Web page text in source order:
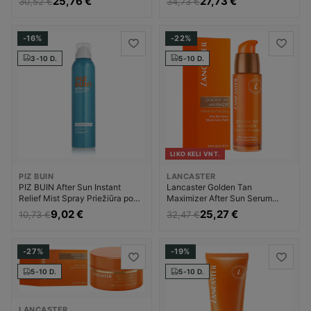
įdegio Moterims
Priemonė po įdegio Moterims
-16%
3-10 D.
PIZ BUIN
PIZ BUIN After Sun Instant
Relief Mist Spray Priežiūra po
saulės Priemonė po įdegio
Unisex
10,73 €9,02 €
-22%
5-10 D.
LIKO KELI VNT.
LANCASTER
Lancaster Golden Tan
Maximizer After Sun Serum
Priežiūra po saulės Priemonė po
įdegio Moterims
32,47 €25,27 €
-27%
5-10 D.
-19%
5-10 D.